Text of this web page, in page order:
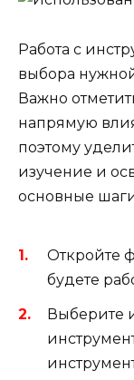
Работа с
выбора
Важно
напрямую
поэтому
изучение и
основные
Откройте
будете
Выберите